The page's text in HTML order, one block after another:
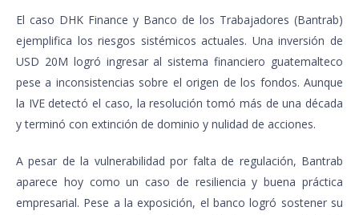
El caso DHK Finance y Banco de los Trabajadores (Bantrab)
ejemplifica los riesgos sistémicos actuales. Una inversión de
USD 20M logró ingresar al sistema financiero guatemalteco
pese a inconsistencias sobre el origen de los fondos. Aunque
la IVE detectó el caso, la resolución tomó más de una década
y terminó con extinción de dominio y nulidad de acciones.
A pesar de la vulnerabilidad por falta de regulación, Bantrab
aparece hoy como un caso de resiliencia y buena práctica
empresarial. Pese a la exposición, el banco logró sostener su